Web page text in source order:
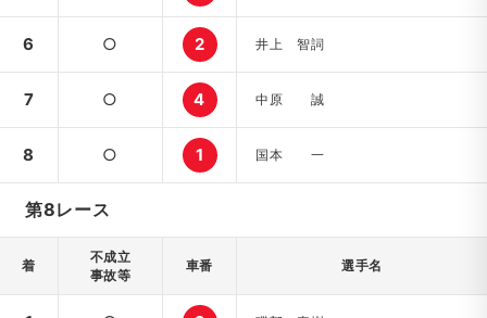
6 ○ 2 井上 智詞
7 ○ 4 中原 誠
8 ○ 1 国本 一
第8レース
着
不成立
事故等
車番 選手名